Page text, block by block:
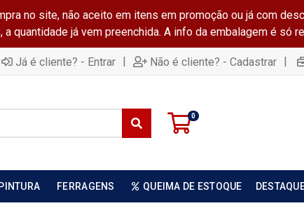
no site, não aceito em itens em promoção ou já com
quantidade já vem preenchida. A info da embalagem é só
Já é cliente? - Entrar | Não é cliente? - Cadastrar |
0
PINTURA FERRAGENS QUEIMA DE ESTOQUE